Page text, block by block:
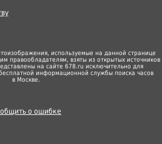
используемые на данной странице
правообладателям, взяты из открытых источников
на сайте 678.ru исключительно для
информационной службы поиска часов
в Москве.
о ошибке